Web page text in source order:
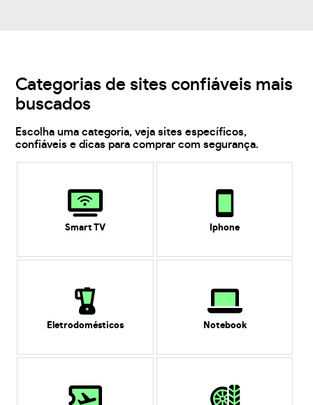
Categorias de sites confiáveis mais
buscados
Escolha uma categoria, veja sites específicos,
confiáveis e dicas para comprar com segurança.
Smart TV Iphone
Eletrodomésticos Notebook